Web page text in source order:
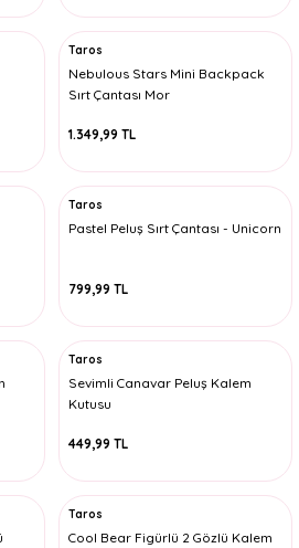
Taros
Nebulous Stars Mini Backpack
Sırt Çantası Mor
1.349,99 TL
Taros
Pastel Peluş Sırt Çantası - Unicorn
799,99 TL
Taros
Sevimli Canavar Peluş Kalem
Kutusu
449,99 TL
Taros
Cool Bear Figürlü 2 Gözlü Kalem